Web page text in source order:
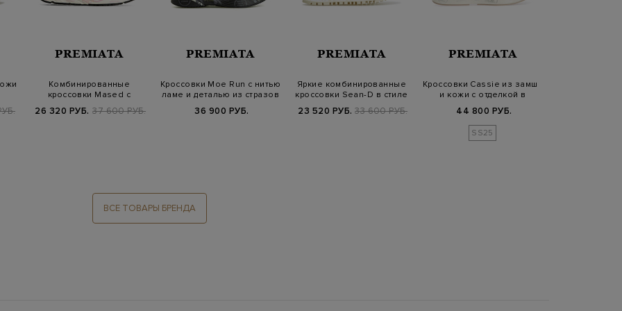
PREMIATA
Комбинированные
кроссовки Mased с
26 320 РУБ. 37 600 РУБ.
PREMIATA
Кроссовки Moe Run с нитью
ламе и деталью из стразов
36 900 РУБ.
PREMIATA
Яркие комбинированные
кроссовки Sean-D в стиле
23 520 РУБ. 33 600 РУБ.
PREMIATA
Кроссовки Cassie из замши
и кожи с отделкой в
44 800 РУБ.
SS25
ВСЕ ТОВАРЫ БРЕНДА